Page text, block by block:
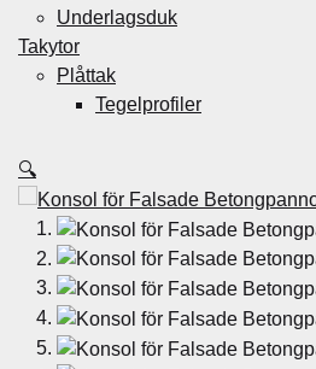
Underlagsduk
Takytor
Plåttak
Tegelprofiler
🔍